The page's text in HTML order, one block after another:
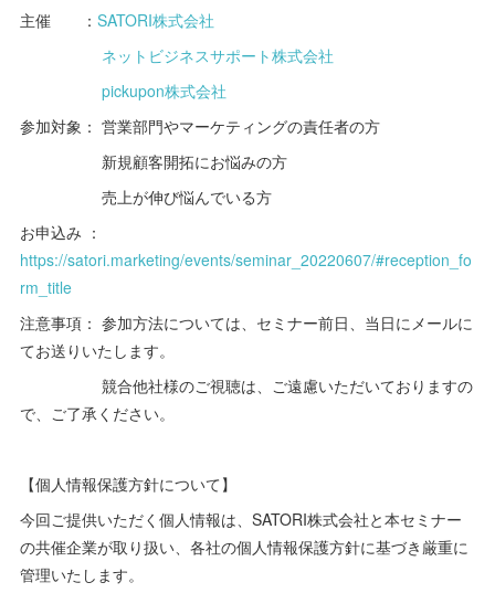
主催 ：SATORI株式会社
ネットビジネスサポート株式会社
pickupon株式会社
参加対象： 営業部門やマーケティングの責任者の方
新規顧客開拓にお悩みの方
売上が伸び悩んでいる方
お申込み ：
https://satori.marketing/events/seminar_20220607/#reception_fo
rm_title
注意事項： 参加方法については、セミナー前日、当日にメールに
てお送りいたします。
競合他社様のご視聴は、ご遠慮いただいておりますの
で、ご了承ください。
【個人情報保護方針について】
今回ご提供いただく個人情報は、SATORI株式会社と本セミナー
の共催企業が取り扱い、各社の個人情報保護方針に基づき厳重に
管理いたします。